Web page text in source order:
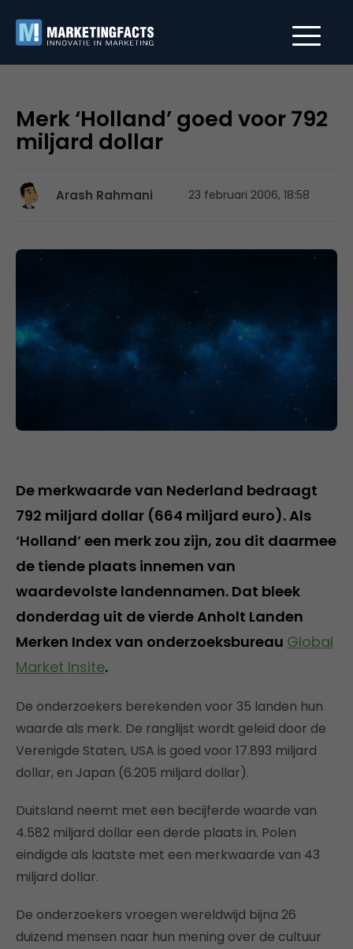
Merk ‘Holland’ goed voor 792
miljard dollar
Arash Rahmani 23 februari 2006, 18:58
De merkwaarde van Nederland bedraagt
792 miljard dollar (664 miljard euro). Als
‘Holland’ een merk zou zijn, zou dit daarmee
de tiende plaats innemen van
waardevolste landennamen. Dat bleek
donderdag uit de vierde Anholt Landen
Merken Index van onderzoeksbureau Global
Market Insite.
De onderzoekers berekenden voor 35 landen hun
waarde als merk. De ranglijst wordt geleid door de
Verenigde Staten, USA is goed voor 17.893 miljard
dollar, en Japan (6.205 miljard dollar).
Duitsland neemt met een becijferde waarde van
4.582 miljard dollar een derde plaats in. Polen
eindigde als laatste met een merkwaarde van 43
miljard dollar.
De onderzoekers vroegen wereldwijd bijna 26
duizend mensen naar hun mening over de cultuur